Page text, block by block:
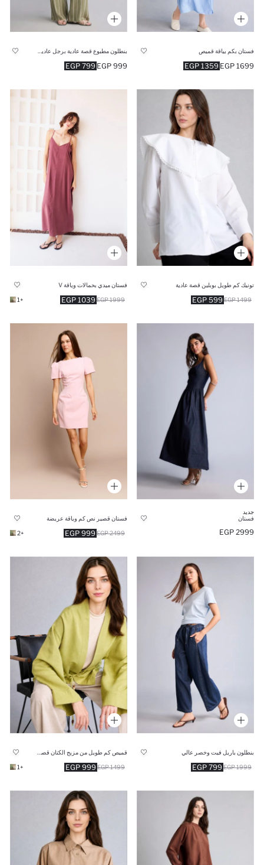
فستان بكم بياقة قميص
1359 EGP 1699 EGP
799 EGP 999 EGP
تونيك كم طويل بوبلين قصة عادية
599 EGP 1499 EGP
فستان ميدي بحمالات وياقة V
1039 EGP 1999 EGP
+1
جديد
فستان
2999 EGP
فستان قصير نص كم وياقة عريضة
999 EGP 2499 EGP
+2
بنطلون باريل فيت وخصر عالي
799 EGP 1999 EGP
999 EGP 1499 EGP
+1